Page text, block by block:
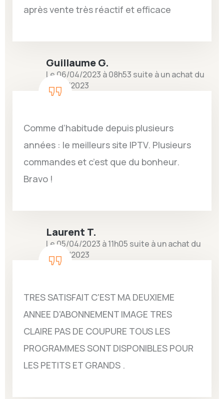
après vente très réactif et efficace
Guillaume G.
Le 06/04/2023 à 08h53 suite à un achat du
25/03/2023
Comme d’habitude depuis plusieurs
années : le meilleurs site IPTV. Plusieurs
commandes et c’est que du bonheur.
Bravo !
Laurent T.
Le 05/04/2023 à 11h05 suite à un achat du
26/03/2023
TRES SATISFAIT C'EST MA DEUXIEME
ANNEE D'ABONNEMENT IMAGE TRES
CLAIRE PAS DE COUPURE TOUS LES
PROGRAMMES SONT DISPONIBLES POUR
LES PETITS ET GRANDS .